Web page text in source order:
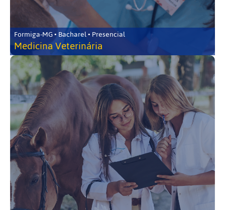
Formiga-MG • Bacharel • Presencial
Medicina Veterinária